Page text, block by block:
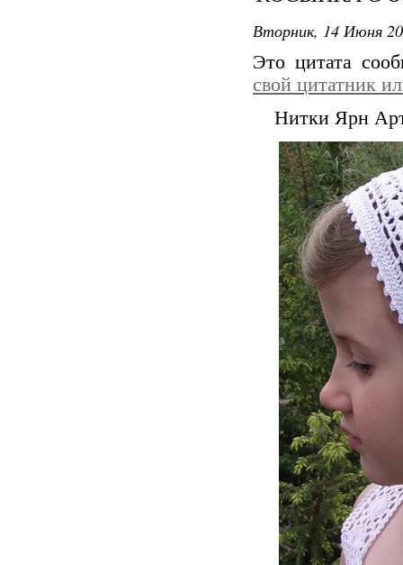
Вторник, 14 Июня
Это цитата
свой цитатник
Нитки Ярн